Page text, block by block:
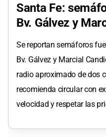
Santa Fe:
Bv. Gálvez y
Se reportan semáforos
Bv. Gálvez y Marcial
radio aproximado de dos
recomienda circular con
velocidad y respetar las